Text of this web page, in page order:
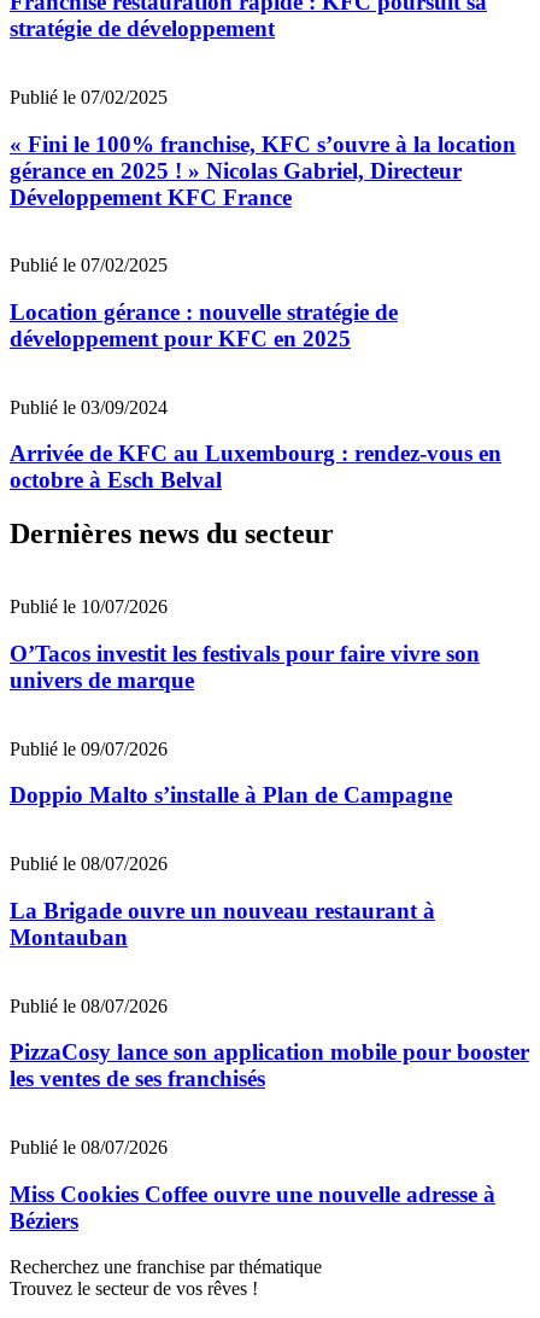
stratégie de développement
Publié le 07/02/2025
« Fini le 100% franchise, KFC s’ouvre à la location
gérance en 2025 ! » Nicolas Gabriel, Directeur
Développement KFC France
Publié le 07/02/2025
Location gérance : nouvelle stratégie de
développement pour KFC en 2025
Publié le 03/09/2024
Arrivée de KFC au Luxembourg : rendez-vous en
octobre à Esch Belval
Dernières news du secteur
Publié le 10/07/2026
O’Tacos investit les festivals pour faire vivre son
univers de marque
Publié le 09/07/2026
Doppio Malto s’installe à Plan de Campagne
Publié le 08/07/2026
La Brigade ouvre un nouveau restaurant à
Montauban
Publié le 08/07/2026
PizzaCosy lance son application mobile pour booster
les ventes de ses franchisés
Publié le 08/07/2026
Miss Cookies Coffee ouvre une nouvelle adresse à
Béziers
Recherchez une franchise par thématique
Trouvez le secteur de vos rêves !